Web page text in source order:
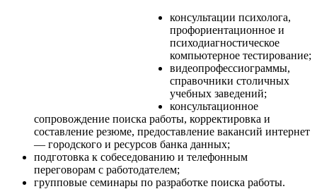
консультации психолога,
профориентационное и
психодиагностическое
компьютерное тестирование;
видеопрофессиограммы,
справочники столичных
учебных заведений;
консультационное
сопровождение поиска работы, корректировка и
составление резюме, предоставление вакансий интернет
— городского и ресурсов банка данных;
подготовка к собеседованию и телефонным
переговорам с работодателем;
групповые семинары по разработке поиска работы.